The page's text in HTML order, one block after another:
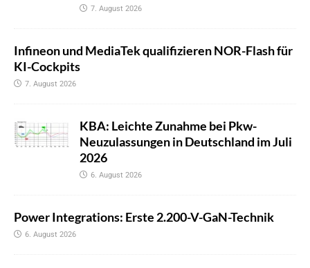
7. August 2026
Infineon und MediaTek qualifizieren NOR-Flash für
KI-Cockpits
7. August 2026
KBA: Leichte Zunahme bei Pkw-
Neuzulassungen in Deutschland im Juli
2026
6. August 2026
Power Integrations: Erste 2.200-V-GaN-Technik
6. August 2026